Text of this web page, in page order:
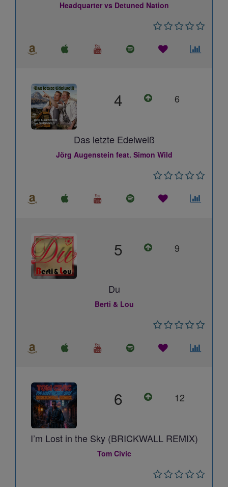
Headquarter vs Detuned Nation
4 6
Das letzte Edelweiß
Jörg Augenstein feat. Simon Wild
5 9
Du
Berti & Lou
6 12
I’m Lost in the Sky (BRICKWALL REMIX)
Tom Civic